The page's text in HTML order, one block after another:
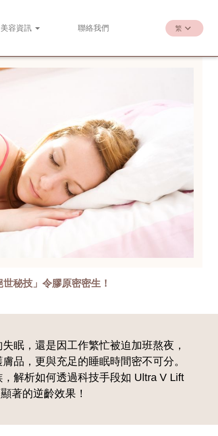
美容資訊 聯絡我們 繁
秘技」令膠原密密生！
眠，還是因工作繁忙被迫加班熬夜，
品，更與充足的睡眠時間密不可分。
解析如何透過科技手段如 Ultra V Lift
著的逆齡效果！